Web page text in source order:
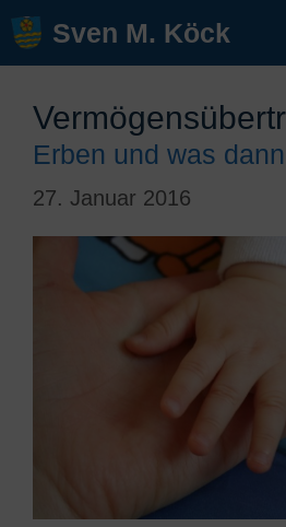
Zum
Inhalt Sven M. Köck
Erben und was
27. Januar 2016